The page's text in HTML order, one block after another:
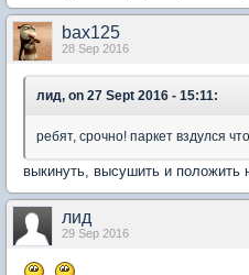
bax125
28 Sep 2016
лид, on 27 Sept 2016 - 15:11:
ребят, срочно! паркет вздулся
выкинуть, высушить и положить
лид
29 Sep 2016